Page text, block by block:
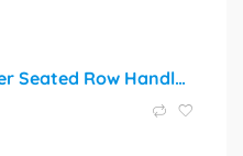
Bodymaster Seated Row Handle BM-A238 Cable Attachment Gym Fitness